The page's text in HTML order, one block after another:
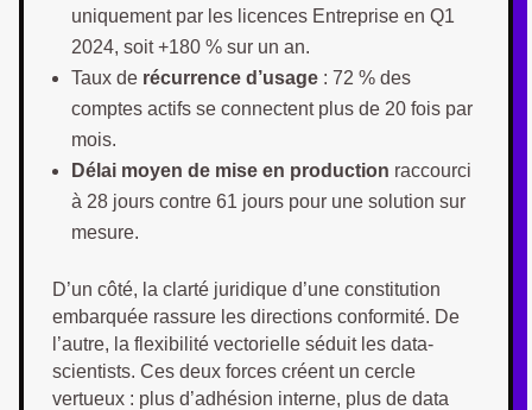
uniquement par les licences Entreprise en Q1
2024, soit +180 % sur un an.
Taux de récurrence d’usage : 72 % des
comptes actifs se connectent plus de 20 fois par
mois.
Délai moyen de mise en production raccourci
à 28 jours contre 61 jours pour une solution sur
mesure.
D’un côté, la clarté juridique d’une constitution
embarquée rassure les directions conformité. De
l’autre, la flexibilité vectorielle séduit les data-
scientists. Ces deux forces créent un cercle
vertueux : plus d’adhésion interne, plus de data